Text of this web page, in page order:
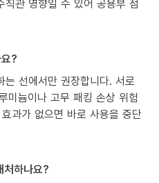
관 영향일 수 있어 공용부 점
?
선에서만 권장합니다. 서로
미늄이나 고무 패킹 손상 위험
과가 없으면 바로 사용을 중단
처하나요?